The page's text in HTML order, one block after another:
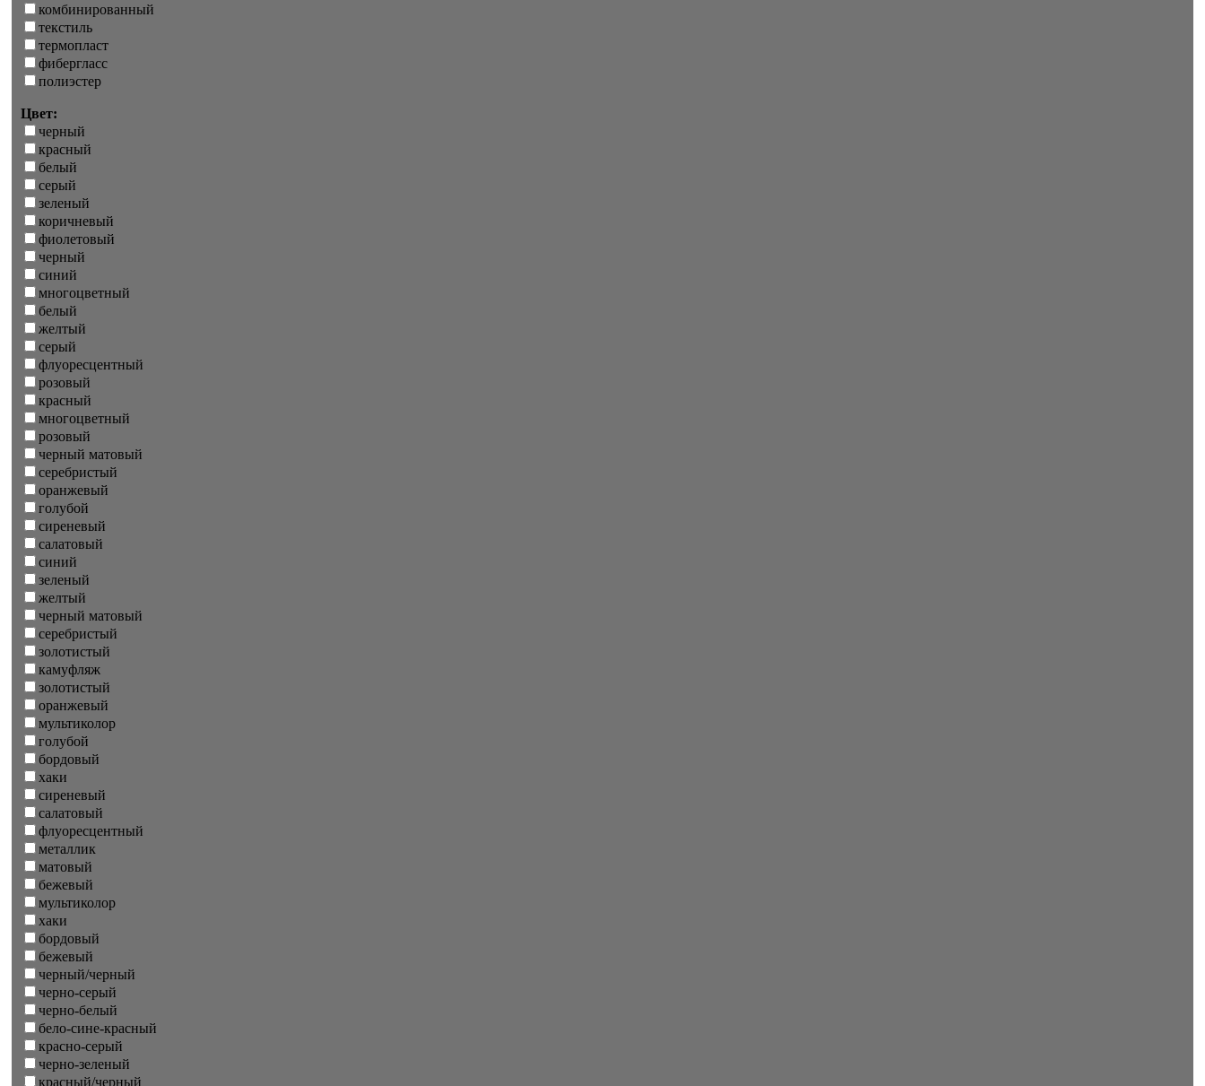
комбинированный
текстиль
термопласт
фибергласс
полиэстер
Цвет:
черный
красный
белый
серый
зеленый
коричневый
фиолетовый
черный
синий
многоцветный
белый
желтый
серый
флуоресцентный
розовый
красный
многоцветный
розовый
черный матовый
серебристый
оранжевый
голубой
сиреневый
салатовый
синий
зеленый
желтый
черный матовый
серебристый
золотистый
камуфляж
золотистый
оранжевый
мультиколор
голубой
бордовый
хаки
сиреневый
салатовый
флуоресцентный
металлик
матовый
бежевый
мультиколор
хаки
бордовый
бежевый
черный/черный
черно-серый
черно-белый
бело-сине-красный
красно-серый
черно-зеленый
красный/черный